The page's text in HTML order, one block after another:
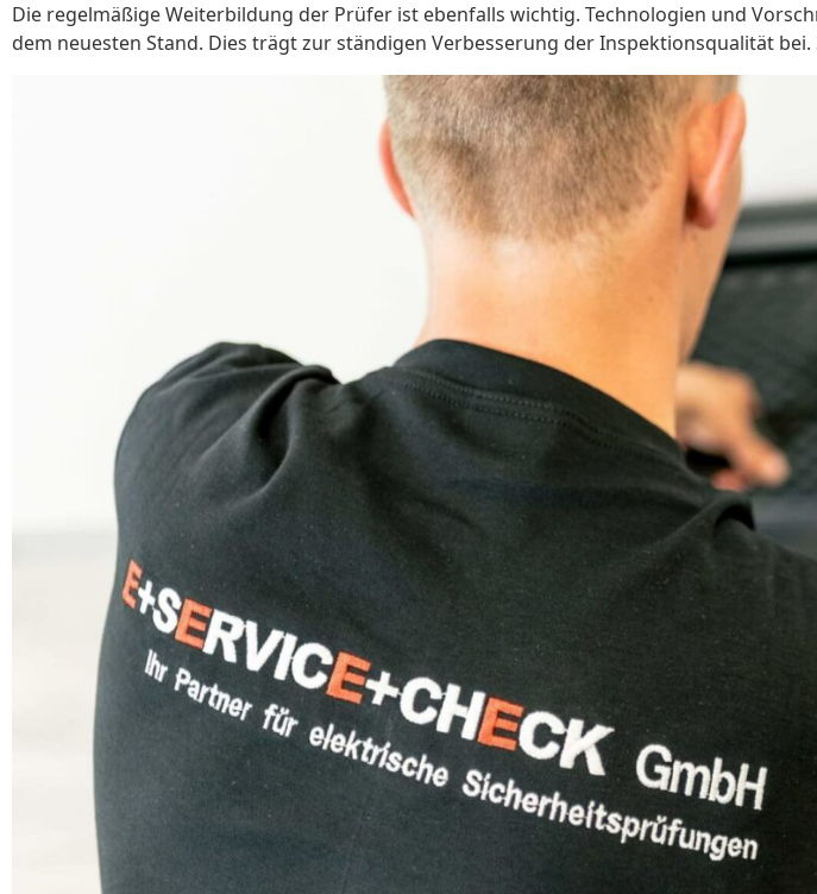
Die regelmäßige Weiterbildung der Prüfer ist ebenfalls wichtig. Technologien und
dem neuesten Stand. Dies trägt zur ständigen Verbesserung der Inspektionsqualität